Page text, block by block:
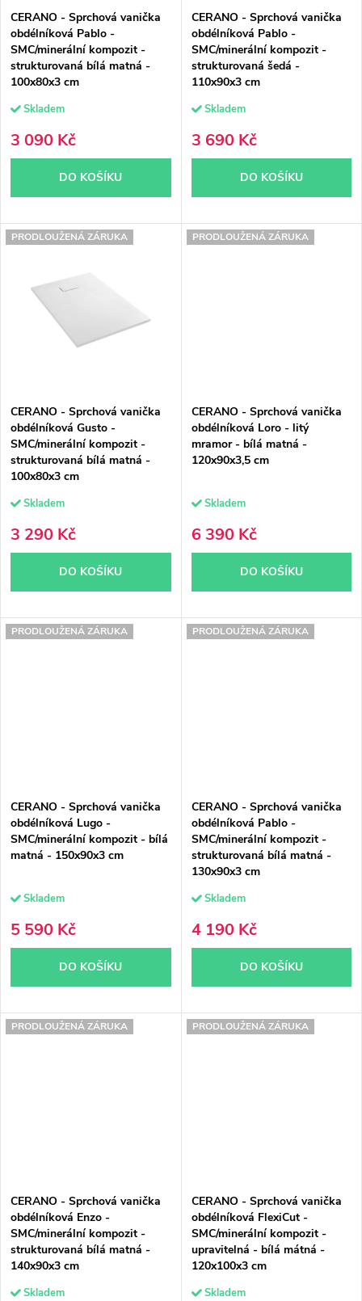
o
d
u
k
t
ů
r
o
d
u
k
t
ů
CERANO - Sprchová vanička
obdélníková Pablo -
SMC/minerální kompozit -
strukturovaná bílá matná -
100x80x3 cm
Skladem
3 090 Kč
DO KOŠÍKU
CERANO - Sprchová vanička
obdélníková Pablo -
SMC/minerální kompozit -
strukturovaná šedá -
110x90x3 cm
Skladem
3 690 Kč
DO KOŠÍKU
PRODLOUŽENÁ ZÁRUKA
CERANO - Sprchová vanička
obdélníková Gusto -
SMC/minerální kompozit -
strukturovaná bílá matná -
100x80x3 cm
Skladem
3 290 Kč
DO KOŠÍKU
PRODLOUŽENÁ ZÁRUKA
CERANO - Sprchová vanička
obdélníková Loro - litý
mramor - bílá matná -
120x90x3,5 cm
Skladem
6 390 Kč
DO KOŠÍKU
PRODLOUŽENÁ ZÁRUKA
CERANO - Sprchová vanička
obdélníková Lugo -
SMC/minerální kompozit - bílá
matná - 150x90x3 cm
Skladem
5 590 Kč
DO KOŠÍKU
PRODLOUŽENÁ ZÁRUKA
CERANO - Sprchová vanička
obdélníková Pablo -
SMC/minerální kompozit -
strukturovaná bílá matná -
130x90x3 cm
Skladem
4 190 Kč
DO KOŠÍKU
PRODLOUŽENÁ ZÁRUKA
CERANO - Sprchová vanička
obdélníková Enzo -
SMC/minerální kompozit -
strukturovaná bílá matná -
140x90x3 cm
Skladem
PRODLOUŽENÁ ZÁRUKA
CERANO - Sprchová vanička
obdélníková FlexiCut -
SMC/minerální kompozit -
upravitelná - bílá mátná -
120x100x3 cm
Skladem